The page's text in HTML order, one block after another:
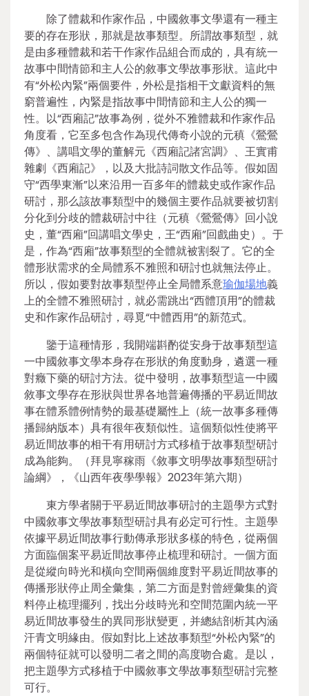
除了體裁和作家作品，中國敘事文學還有一種主
要的存在形狀，那就是故事類型。所謂故事類型，就
是由多種體裁和若干作家作品組合而成的，具有統一
故事中間情節和主人公的敘事文學故事形狀。這此中
有“外松內緊”兩個要件，外松是指相干文獻資料的無
窮普遍性，內緊是指故事中間情節和主人公的獨一
性。以“西廂記”故事為例，從外不雅體裁和作家作品
角度看，它至多包含作為現代傳奇小說的元稹《鶯鶯
傳》、講唱文學的董解元《西廂記諸宮調》、王實甫
雜劇《西廂記》，以及大批詩詞散文作品等。假如固
守“西學東漸”以來沿用一百多年的體裁史或作家作品
研討，那么該故事類型中的幾個主要作品就要被切割
分化到分歧的體裁研討中往（元稹《鶯鶯傳》回小說
史，董“西廂”回講唱文學史，王“西廂”回戲曲史）。于
是，作為“西廂”故事類型的全體就被割裂了。它的全
體形狀需求的全局體系不雅照和研討也就無法停止。
所以，假如要對故事類型停止全局體系意瑜伽場地義
上的全體不雅照研討，就必需跳出“西體頂用”的體裁
史和作家作品研討，尋覓“中體西用”的新范式。
鑒于這種情形，我開端斟酌從安身于故事類型這
一中國敘事文學本身存在形狀的角度動身，遴選一種
對癥下藥的研討方法。從中發明，故事類型這一中國
敘事文學存在形狀與世界各地普遍傳播的平易近間故
事在體系體例情勢的最基礎屬性上（統一故事多種傳
播歸納版本）具有很年夜類似性。這個類似性使將平
易近間故事的相干有用研討方式移植于故事類型研討
成為能夠。（拜見寧稼雨《敘事文明學故事類型研討
論綱》，《山西年夜學學報》2023年第六期）
東方學者關于平易近間故事研討的主題學方式對
中國敘事文學故事類型研討具有必定可行性。主題學
依據平易近間故事行動傳承形狀多樣的特色，從兩個
方面臨個案平易近間故事停止梳理和研討。一個方面
是從縱向時光和橫向空間兩個維度對平易近間故事的
傳播形狀停止周全彙集，第二方面是對曾經彙集的資
料停止梳理擺列，找出分歧時光和空間范圍內統一平
易近間故事發生的異同形狀變更，并總結剖析其內涵
汗青文明緣由。假如對比上述故事類型“外松內緊”的
兩個特征就可以發明二者之間的高度吻合處。是以，
把主題學方式移植于中國敘事文學故事類型研討完整
可行。